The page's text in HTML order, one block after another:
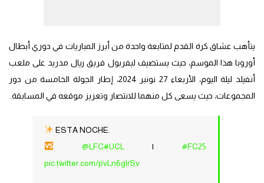
يتأهب عشاق كرة القدم لمتابعة واحدة من أبرز المباريات في دوري أبطال
أوروبا هذا الموسم، حيث يستضيف ليفربول فريق ريال مدريد على ملعب
أنفيلد ليلة اليوم، الأربعاء 27 نونبر 2024، إطار الجولة الخامسة من دور
المجموعات، حيث يسعى كل منهما للانتصار وتعزيز موقعه في المسابقة.
ESTA NOCHE.
@LFC#UCL | #FC25
pic.twitter.com/pvLn6glrSv